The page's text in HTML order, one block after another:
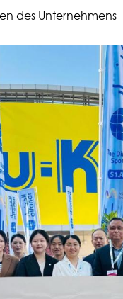
des Unternehmens